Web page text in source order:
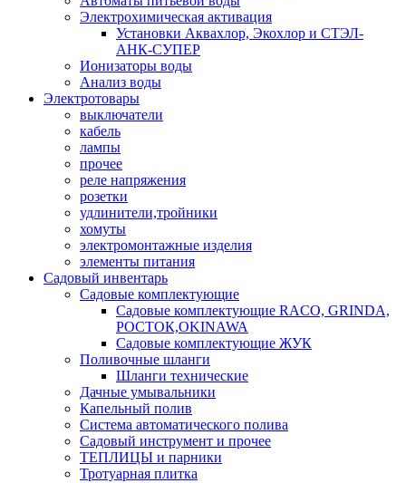
Электрохимическая активация
Установки Аквахлор, Экохлор и СТЭЛ-
АНК-СУПЕР
Ионизаторы воды
Анализ воды
Электротовары
выключатели
кабель
лампы
прочее
реле напряжения
розетки
удлинители,тройники
хомуты
электромонтажные изделия
элементы питания
Садовый инвентарь
Садовые комплектующие
Садовые комплектующие RACO, GRINDA,
РОСТОК,OKINAWA
Садовые комплектующие ЖУК
Поливочные шланги
Шланги технические
Дачные умывальники
Капельный полив
Система автоматического полива
Садовый инструмент и прочее
ТЕПЛИЦЫ и парники
Тротуарная плитка